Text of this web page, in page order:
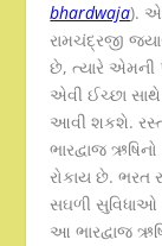
bhardwaja).
રામચંદ્રજી
છે, ત્યારે
એવી ઈચ્છા
આવી શકશે.
ભારદ્વાજ
રોકાય છે. ભરત
સઘળી સુવિધાઓ
આ ભારદ્વાજ